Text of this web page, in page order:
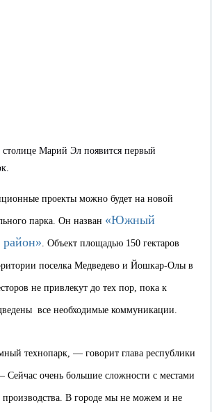
Марий Эл появится первый
проекты можно будет на новой
парка. Он назван «Южный
. Объект площадью 150 гектаров
поселка Медведево и Йошкар-Олы в
не привлекут до тех пор, пока к
все необходимые коммуникации.
технопарк, — говорит глава республики
очень большие сложности с местами
В городе мы не можем и не